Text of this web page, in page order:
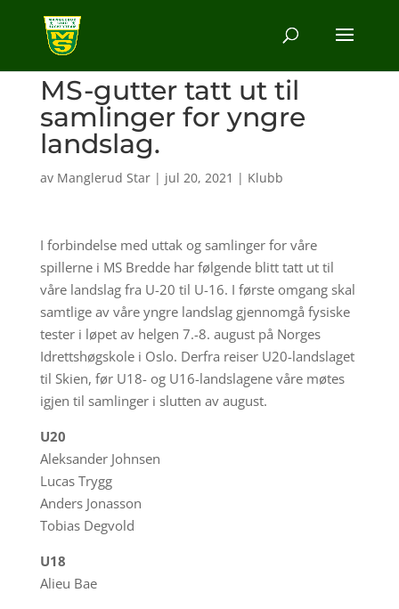
MS-gutter tatt ut til
samlinger for yngre
landslag.
av Manglerud Star| jul 20, 2021 | Klubb
I forbindelse med uttak og samlinger for våre
spillerne i MS Bredde har følgende blitt tatt ut til
våre landslag fra U-20 til U-16. I første omgang skal
samtlige av våre yngre landslag gjennomgå fysiske
tester i løpet av helgen 7.-8. august på Norges
Idrettshøgskole i Oslo. Derfra reiser U20-landslaget
til Skien, før U18- og U16-landslagene våre møtes
igjen til samlinger i slutten av august.
U20
Aleksander Johnsen
Lucas Trygg
Anders Jonasson
Tobias Degvold
U18
Alieu Bae